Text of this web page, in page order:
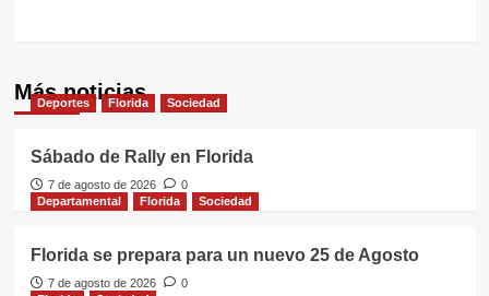
Más noticias
Deportes Florida Sociedad
Sábado de Rally en Florida
7 de agosto de 2026
0
Departamental
Florida Sociedad
Florida se prepara para un nuevo 25 de Agosto
7 de agosto de 2026
0